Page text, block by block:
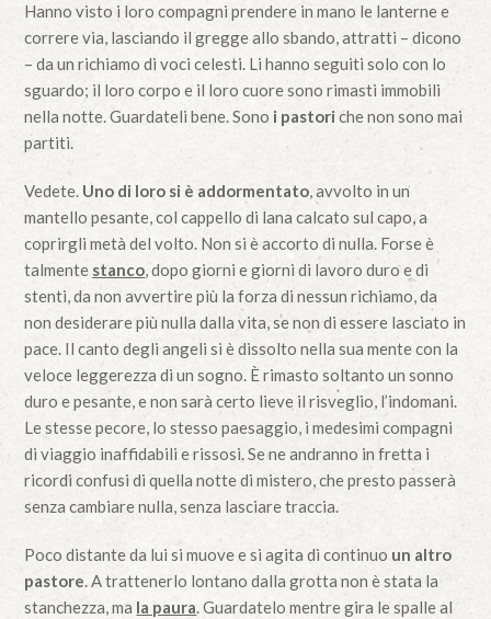
Hanno visto i loro compagni prendere in mano le lanterne e
correre via, lasciando il gregge allo sbando, attratti – dicono
– da un richiamo di voci celesti. Li hanno seguiti solo con lo
sguardo; il loro corpo e il loro cuore sono rimasti immobili
nella notte. Guardateli bene. Sono i pastori che non sono mai
partiti.
Vedete. Uno di loro si è addormentato, avvolto in un
mantello pesante, col cappello di lana calcato sul capo, a
coprirgli metà del volto. Non si è accorto di nulla. Forse è
talmente stanco, dopo giorni e giorni di lavoro duro e di
stenti, da non avvertire più la forza di nessun richiamo, da
non desiderare più nulla dalla vita, se non di essere lasciato in
pace. Il canto degli angeli si è dissolto nella sua mente con la
veloce leggerezza di un sogno. È rimasto soltanto un sonno
duro e pesante, e non sarà certo lieve il risveglio, l’indomani.
Le stesse pecore, lo stesso paesaggio, i medesimi compagni
di viaggio inaffidabili e rissosi. Se ne andranno in fretta i
ricordi confusi di quella notte di mistero, che presto passerà
senza cambiare nulla, senza lasciare traccia.
Poco distante da lui si muove e si agita di continuo un altro
pastore. A trattenerlo lontano dalla grotta non è stata la
stanchezza, ma la paura. Guardatelo mentre gira le spalle al